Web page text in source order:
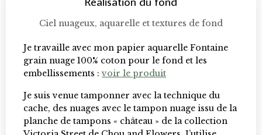
Ciel nuageux, aquarelle et textures de fond
Je travaille avec mon papier aquarelle Fontaine
grain nuage 100% coton pour le fond et les
embellissements :voir le produit
Je suis venue tamponner avec la technique du
cache, des nuages avec le tampon nuage issu de la
planche de tampons « château » de la collection